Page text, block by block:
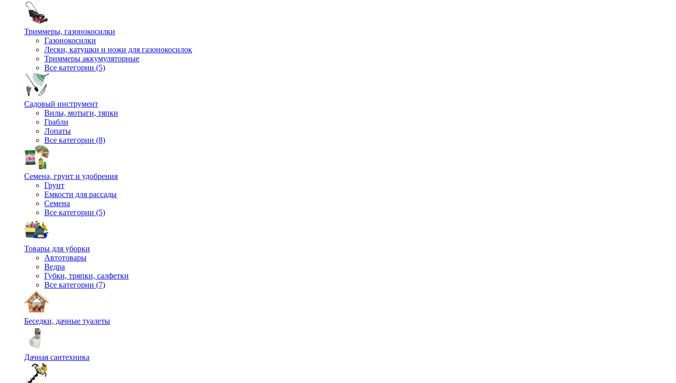
Триммеры, газонокосилки
Газонокосилки
Лески, катушки и ножи для газонокосилок
Триммеры аккумуляторные
Все категории (5)
Садовый инструмент
Вилы, мотыги, тяпки
Грабли
Лопаты
Все категории (8)
Семена, грунт и удобрения
Грунт
Емкости для рассады
Семена
Все категории (5)
Товары для уборки
Автотовары
Ведра
Губки, тряпки, салфетки
Все категории (7)
Беседки, дачные туалеты
Дачная сантехника